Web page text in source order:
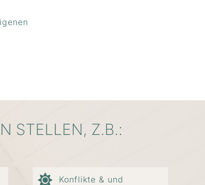
STELLEN, Z.B.:
Konflikte & und